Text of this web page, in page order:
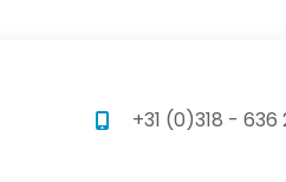
MODELEC+31 (0)318 - 636